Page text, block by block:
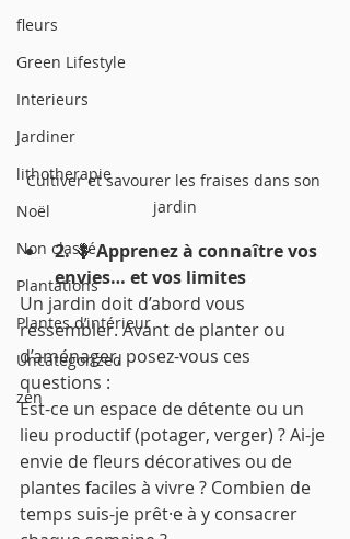
fleurs
Green Lifestyle
Interieurs
Jardiner
lithotherapie
Noël
Non classé
Plantations
Plantes d’intérieur
Uncategorized
zen
Cultiver et savourer les fraises dans son
jardin
2. 🪻 Apprenez à connaître vos
envies… et vos limites
Un jardin doit d’abord vous
ressembler. Avant de planter ou
d’aménager, posez-vous ces
questions :
Est-ce un espace de détente ou un
lieu productif (potager, verger) ? Ai-je
envie de fleurs décoratives ou de
plantes faciles à vivre ? Combien de
temps suis-je prêt·e à y consacrer